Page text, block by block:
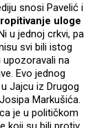
snosi Pavelić i
uloge
Ni u jednoj crkvi, pa
svi bili istog
upozoravali na
Evo jednog
Jajcu iz Drugog
Markušića.
je u političkom